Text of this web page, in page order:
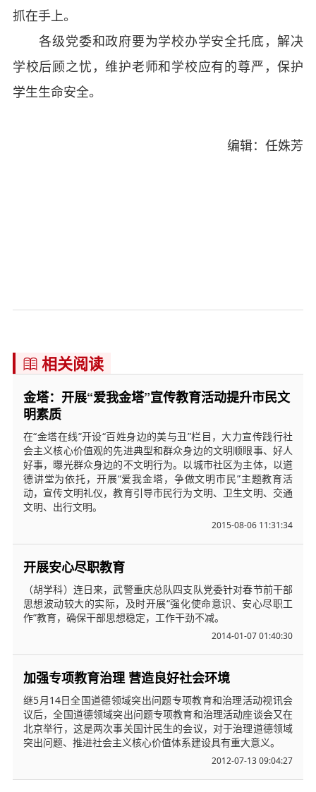
抓在手上。
各级党委和政府要为学校办学安全托底，解决
学校后顾之忧，维护老师和学校应有的尊严，保护
学生生命安全。
编辑：任姝芳
 相关阅读
金塔：开展“爱我金塔”宣传教育活动提升市民文
明素质
在“金塔在线”开设“百姓身边的美与丑”栏目，大力宣传践行社
会主义核心价值观的先进典型和群众身边的文明顺眼事、好人
好事，曝光群众身边的不文明行为。以城市社区为主体，以道
德讲堂为依托，开展“爱我金塔，争做文明市民”主题教育活
动，宣传文明礼仪，教育引导市民行为文明、卫生文明、交通
文明、出行文明。
2015-08-06 11:31:34
开展安心尽职教育
（胡学科）连日来，武警重庆总队四支队党委针对春节前干部
思想波动较大的实际，及时开展“强化使命意识、安心尽职工
作”教育，确保干部思想稳定，工作干劲不减。
2014-01-07 01:40:30
加强专项教育治理 营造良好社会环境
继5月14日全国道德领域突出问题专项教育和治理活动视讯会
议后，全国道德领域突出问题专项教育和治理活动座谈会又在
北京举行，这是两次事关国计民生的会议，对于治理道德领域
突出问题、推进社会主义核心价值体系建设具有重大意义。
2012-07-13 09:04:27